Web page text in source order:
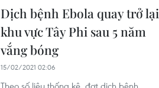
Dịch bệnh Ebola quay trở lại
khu vực Tây Phi sau 5 năm
vắng bóng
15/02/2021 02:06